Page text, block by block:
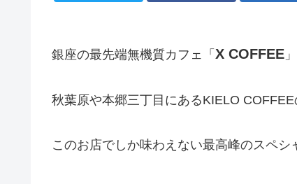
銀座の最先端無機質カフェ「 X COFFEE 」
秋葉原や本郷三丁目にあるKIELO
このお店でしか味わえない最高峰のスペシ